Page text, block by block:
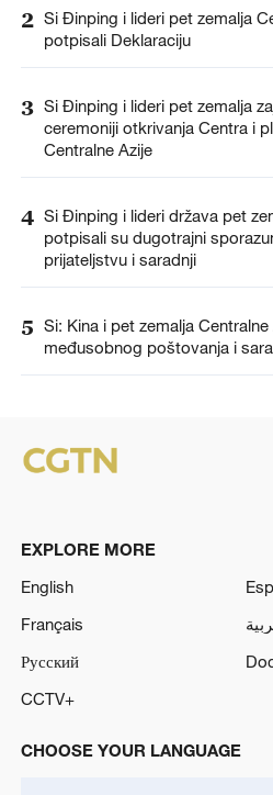
2 Si Đinping i lideri pet zemalja
potpisali Deklaraciju
3 Si Đinping i lideri pet zemalja
ceremoniji otkrivanja Centra i
Centralne Azije
4 Si Đinping i lideri država pet
potpisali su dugotrajni
prijateljstvu i saradnji
5 Si: Kina i pet zemalja
međusobnog poštovanja i
EXPLORE MORE
English
Français
Русский
CCTV+
CHOOSE YOUR LANGUAGE